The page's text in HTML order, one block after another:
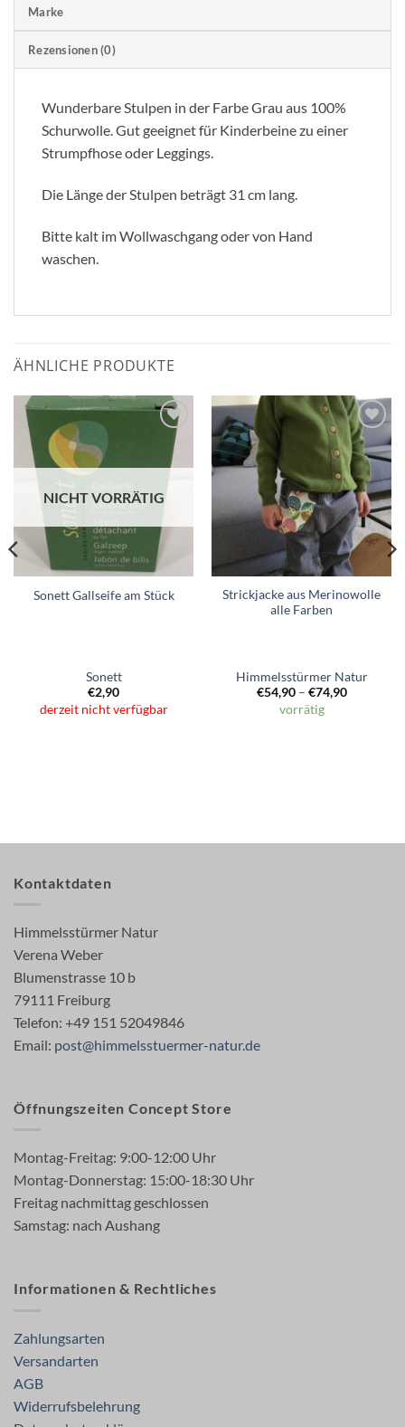
Marke
Rezensionen (0)
Wunderbare Stulpen in der Farbe Grau aus 100%
Schurwolle. Gut geeignet für Kinderbeine zu einer
Strumpfhose oder Leggings.
Die Länge der Stulpen beträgt 31 cm lang.
Bitte kalt im Wollwaschgang oder von Hand
waschen.
ÄHNLICHE PRODUKTE
Wunschzettel
hinzufügen
NICHT VORRÄTIG
Sonett Gallseife am Stück
Sonett
€2,90
derzeit nicht verfügbar
Zum
Wunschzettel
hinzufügen
Strickjacke aus Merinowolle
alle Farben
Himmelsstürmer Natur
€54,90– €74,90
vorrätig
Kontaktdaten
Himmelsstürmer Natur
Verena Weber
Blumenstrasse 10 b
79111 Freiburg
Telefon: +49 151 52049846
Email: post@himmelsstuermer-natur.de
Öffnungszeiten Concept Store
Montag-Freitag: 9:00-12:00 Uhr
Montag-Donnerstag: 15:00-18:30 Uhr
Freitag nachmittag geschlossen
Samstag: nach Aushang
Informationen & Rechtliches
Zahlungsarten
Versandarten
AGB
Widerrufsbelehrung